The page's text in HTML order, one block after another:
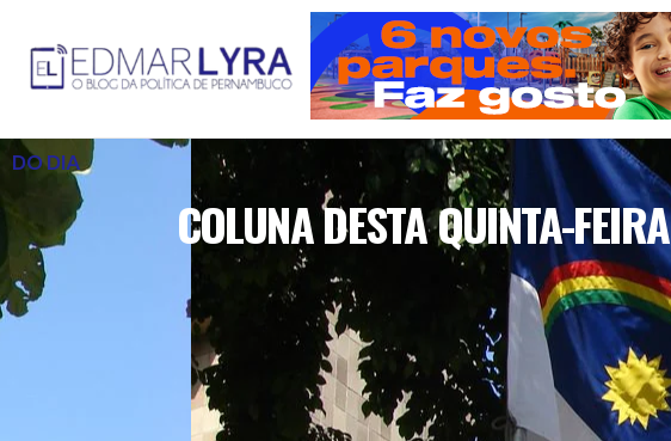
DO DIA
COLUNA DESTA QUINTA-FEIRA